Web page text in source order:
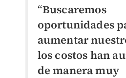
“Buscaremos
oportunidades
aumentar
los costos han
de manera muy